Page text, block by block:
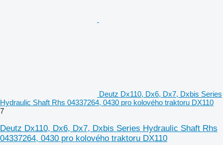
Deutz Dx110, Dx6, Dx7, Dxbis Series
Hydraulic Shaft Rhs 04337264, 0430 pro kolového traktoru DX110
7
Deutz Dx110, Dx6, Dx7, Dxbis Series Hydraulic Shaft Rhs
04337264, 0430 pro kolového traktoru DX110